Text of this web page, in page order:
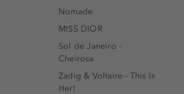
Nomade
MISS DIOR
Sol de Janeiro -
Cheirosa
Zadig & Voltaire - This Is
Her!